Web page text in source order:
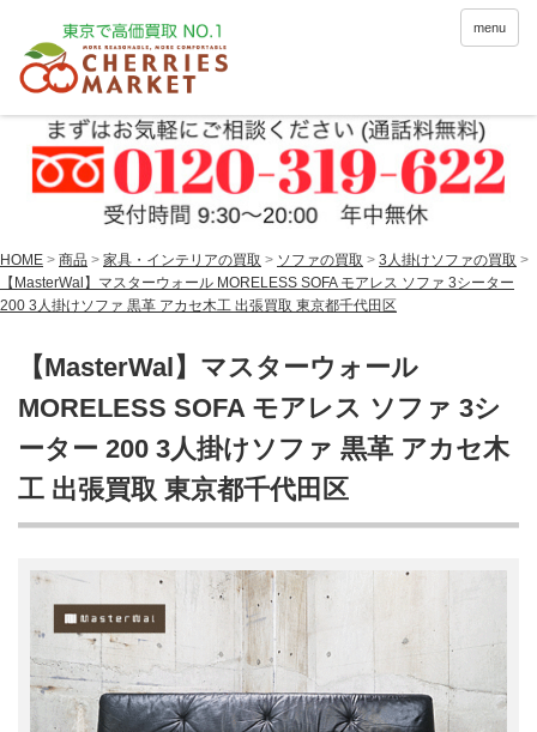
menu
HOME > 商品 > 家具・インテリアの買取 > ソファの買取 > 3人掛けソファの買取 >
【MasterWal】マスターウォール MORELESS SOFA モアレス ソファ 3シーター
200 3人掛けソファ 黒革 アカセ木工 出張買取 東京都千代田区
【MasterWal】マスターウォール
MORELESS SOFA モアレス ソファ 3シ
ーター 200 3人掛けソファ 黒革 アカセ木
工 出張買取 東京都千代田区